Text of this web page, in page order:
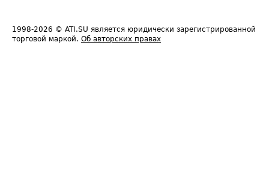
1998-2026 © ATI.SU является юридически зарегистрированной
торговой маркой. Об авторских правах